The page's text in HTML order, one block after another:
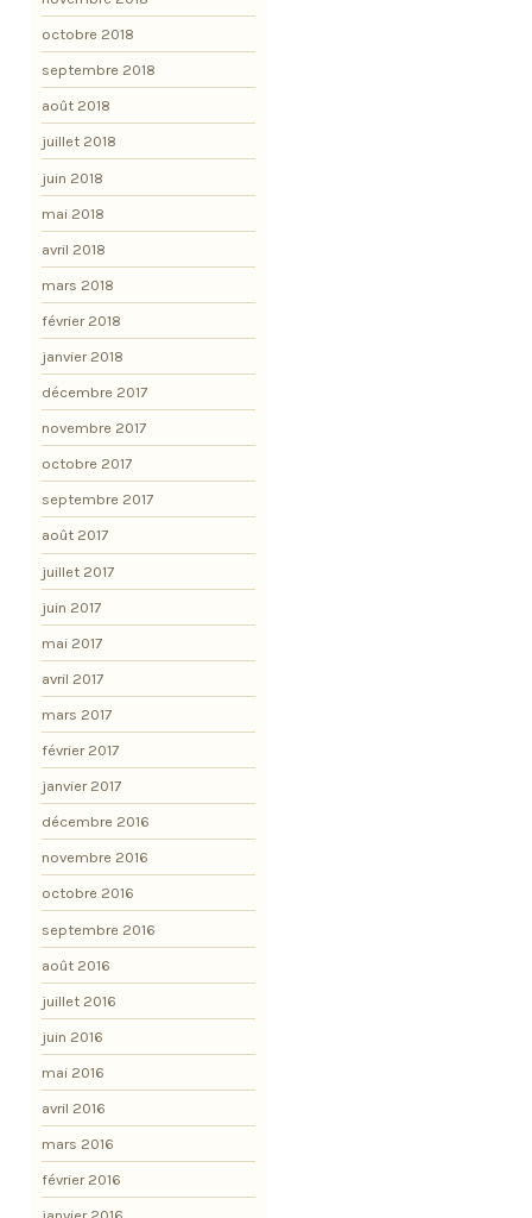
octobre 2018
septembre 2018
août 2018
juillet 2018
juin 2018
mai 2018
avril 2018
mars 2018
février 2018
janvier 2018
décembre 2017
novembre 2017
octobre 2017
septembre 2017
août 2017
juillet 2017
juin 2017
mai 2017
avril 2017
mars 2017
février 2017
janvier 2017
décembre 2016
novembre 2016
octobre 2016
septembre 2016
août 2016
juillet 2016
juin 2016
mai 2016
avril 2016
mars 2016
février 2016